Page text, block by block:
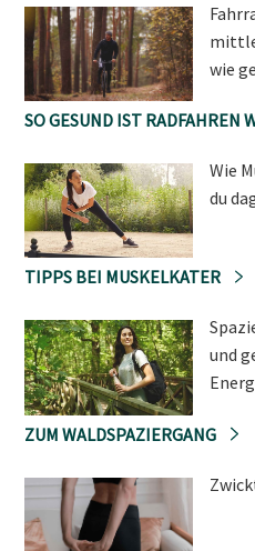
wie
SO GESUND IST RADFAHREN
Wie
du
TIPPS BEI MUSKELKATER
und
ZUM WALDSPAZIERGANG